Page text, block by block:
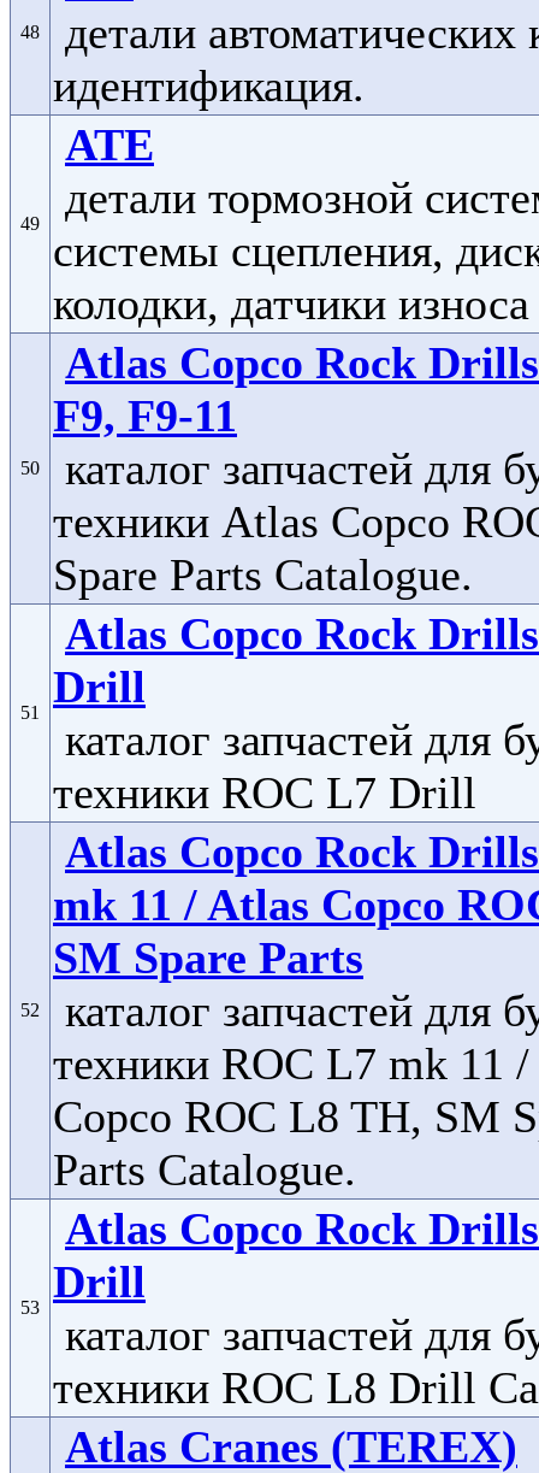
48
детали автоматических
идентификация.
49
ATE
детали тормозной
системы сцепления,
колодки, датчики
50
Atlas Copco Rock
F9, F9-11
каталог запчастей для
техники Atlas Copco
Spare Parts Catalogue.
51
Atlas Copco Rock
Drill
каталог запчастей для
техники ROC L7 Drill
52
Atlas Copco Rock
mk 11 / Atlas Copco
SM Spare Parts
каталог запчастей для
техники ROC L7 mk 11
Copco ROC L8 TH, SM
Parts Catalogue.
53
Atlas Copco Rock
Drill
каталог запчастей для
техники ROC L8 Drill
Atlas Cranes (TEREX)